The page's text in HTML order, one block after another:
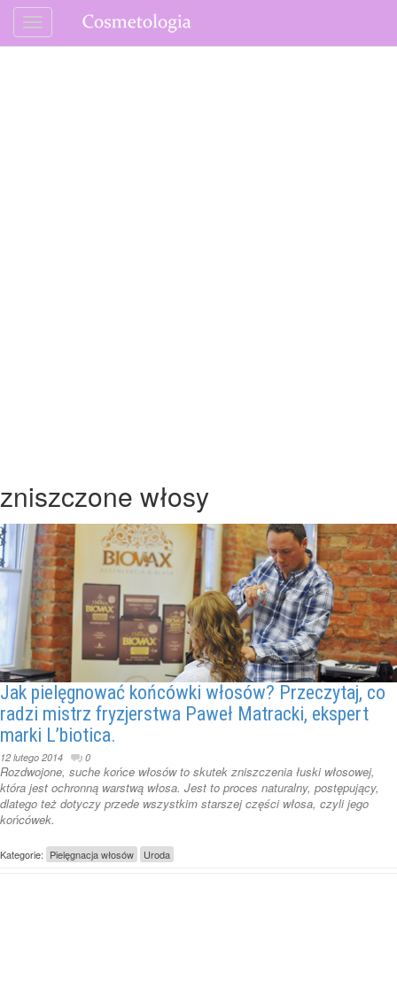
zniszczone włosy
Jak pielęgnować końcówki włosów? Przeczytaj, co
radzi mistrz fryzjerstwa Paweł Matracki, ekspert
marki L’biotica.
12 lutego 2014 0
Rozdwojone, suche końce włosów to skutek zniszczenia łuski włosowej,
która jest ochronną warstwą włosa. Jest to proces naturalny, postępujący,
dlatego też dotyczy przede wszystkim starszej części włosa, czyli jego
końcówek.
Kategorie: Pielęgnacja włosów Uroda